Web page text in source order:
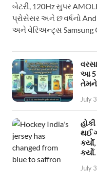
બેટરી, 120Hz સુપર
પ્રોસેસર અને છ વર્ષનો
અને વેરિઅન્ટ્સ Samsung
આ 5
તેમને
July
થઈ
કર્યો.
July